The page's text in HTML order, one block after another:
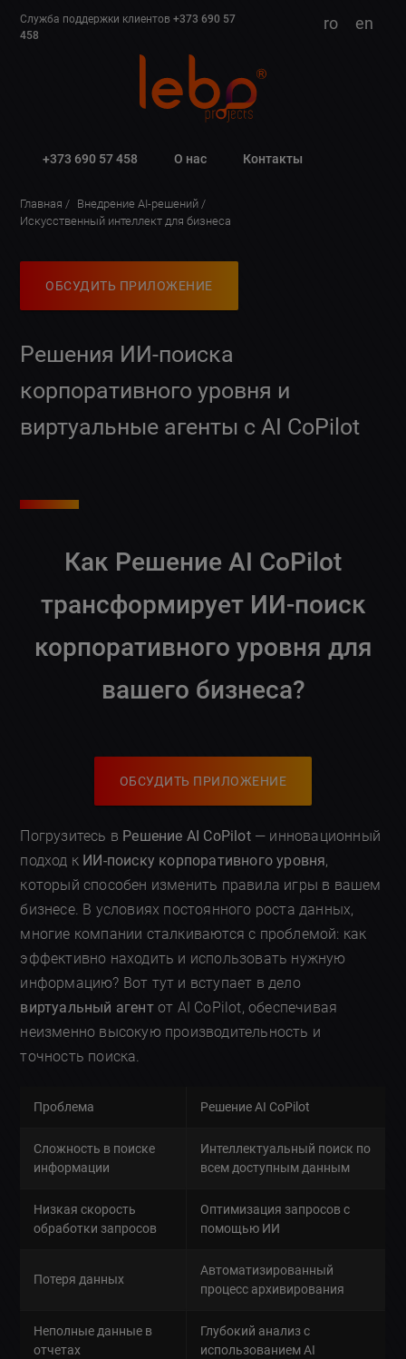
Служба поддержки клиентов+373 690 57
458
ro en
+373 690 57 458 О нас Контакты
Главная
Внедрение AI-решений
Искусственный интеллект для бизнеса
ОБСУДИТЬ ПРИЛОЖЕНИЕ
Решения ИИ-поиска
корпоративного уровня и
виртуальные агенты с AI CoPilot
Как Решение AI CoPilot
трансформирует ИИ-поиск
корпоративного уровня для
вашего бизнеса?
ОБСУДИТЬ ПРИЛОЖЕНИЕ
Погрузитесь в Решение AI CoPilot— инновационный
подход к ИИ-поиску корпоративного уровня,
который способен изменить правила игры в вашем
бизнесе. В условиях постоянного роста данных,
многие компании сталкиваются с проблемой: как
эффективно находить и использовать нужную
информацию? Вот тут и вступает в дело
виртуальный агентот AI CoPilot, обеспечивая
неизменно высокую производительность и
точность поиска.
Проблема Решение AI CoPilot
Сложность в поиске
информации
Интеллектуальный поиск по
всем доступным данным
Низкая скорость
обработки запросов
Оптимизация запросов с
помощью ИИ
Потеря данных
Автоматизированный
процесс архивирования
Неполные данные в
отчетах
Глубокий анализ с
использованием AI